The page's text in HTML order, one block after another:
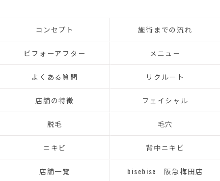
コンセプト 施術までの流れ
ビフォーアフター メニュー
よくある質問 リクルート
店舗の特徴 フェイシャル
脱毛 毛穴
ニキビ 背中ニキビ
店舗一覧 bisebise 阪急梅田店